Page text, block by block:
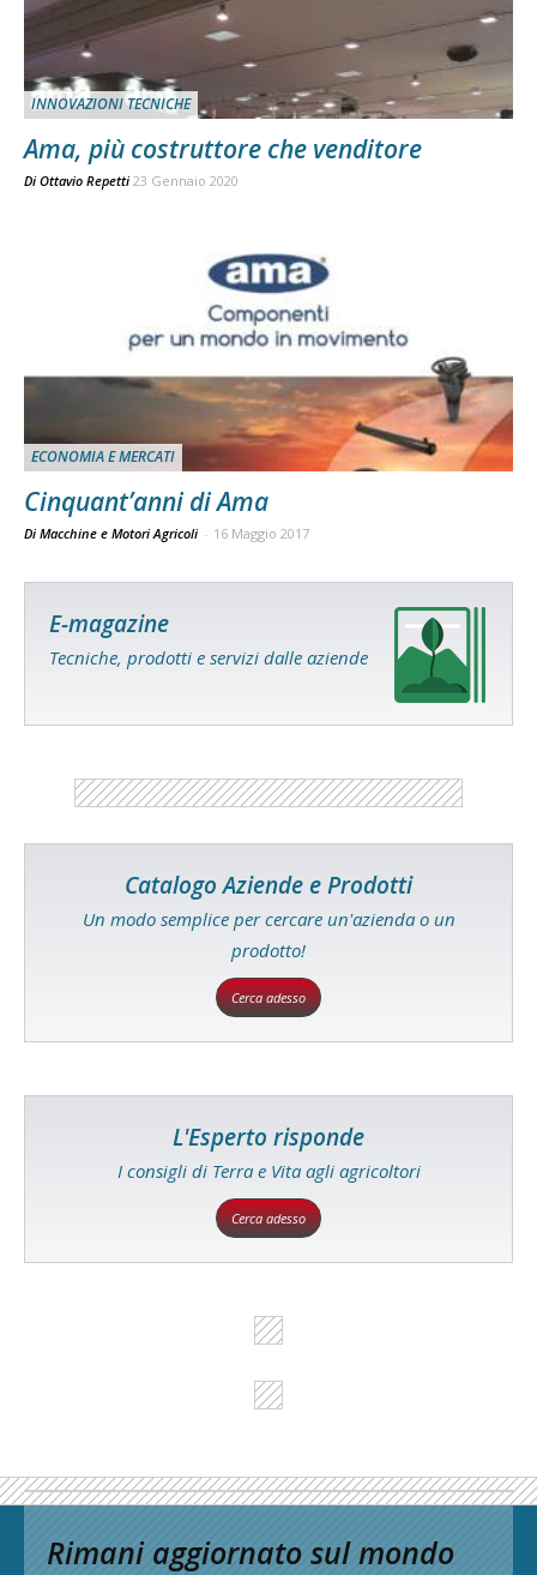
INNOVAZIONI TECNICHE
Ama, più costruttore che venditore
Di Ottavio Repetti 23 Gennaio 2020
ECONOMIA E MERCATI
Cinquant’anni di Ama
Di Macchine e Motori Agricoli - 16 Maggio 2017
E-magazine
Tecniche, prodotti e servizi dalle aziende
Catalogo Aziende e Prodotti
Un modo semplice per cercare un'azienda o un
prodotto!
Cerca adesso
L'Esperto risponde
I consigli di Terra e Vita agli agricoltori
Cerca adesso
Rimani aggiornato sul mondo